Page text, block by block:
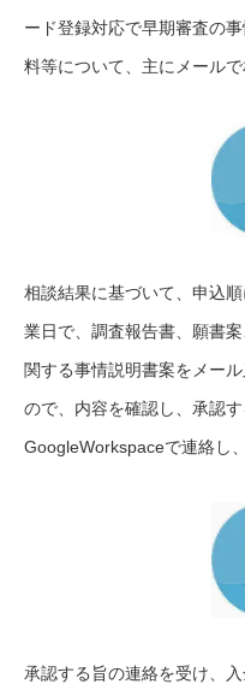
ード登録対応で早期審査の
料等について、主にメールで
相談結果に基づいて、 申込
業日で、調査報告書、願書
関する事情説明書案をメー
ので、内容を確認し、承認
GoogleWorkspaceで連絡し
承認する旨の連絡を受け、